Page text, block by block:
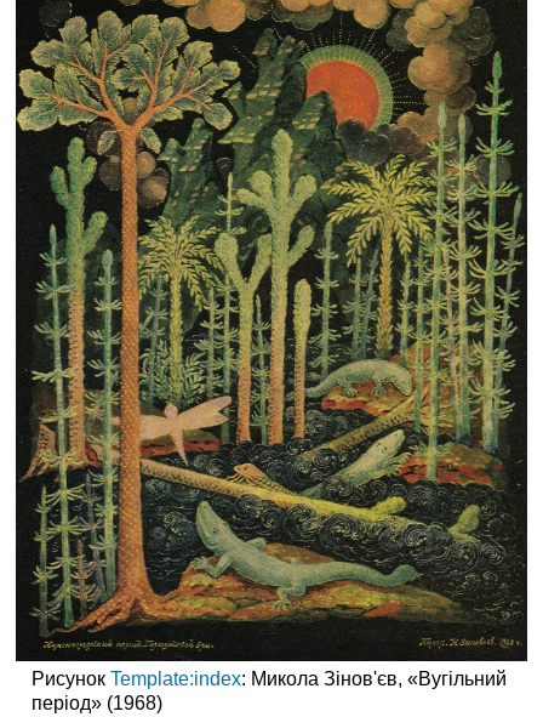
Рисунок Template:index: Микола Зінов'єв, «Вугільний
період» (1968)